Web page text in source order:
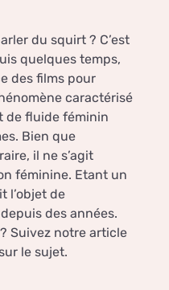
du squirt ? C’est
quelques temps,
des films pour
caractérisé
de fluide féminin
Bien que
il ne s’agit
féminine. Etant un
l’objet de
des années.
Suivez notre article
le sujet.